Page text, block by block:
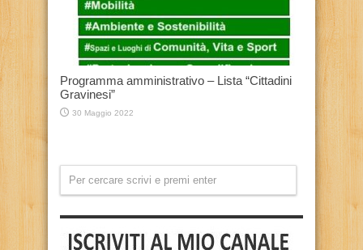
Programma amministrativo – Lista “Cittadini
Gravinesi”
30 Maggio 2022